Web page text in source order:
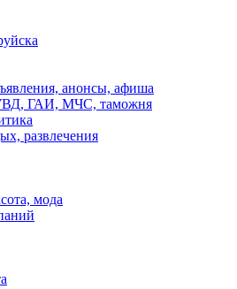
анонсы, афиша
ГАИ, МЧС, таможня
развлечения
мода